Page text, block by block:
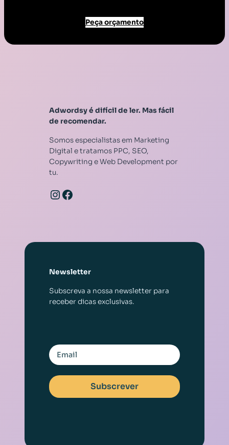
Peça orçamento
Adwordsy é difícil de ler. Mas fácil
de recomendar.
Somos especialistas em Marketing
Digital e tratamos PPC, SEO,
Copywriting e Web Development por
tu.
Newsletter
Subscreva a nossa newsletter para
receber dicas exclusivas.
Subscrever